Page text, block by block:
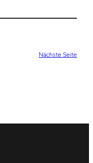
Nächste Seite